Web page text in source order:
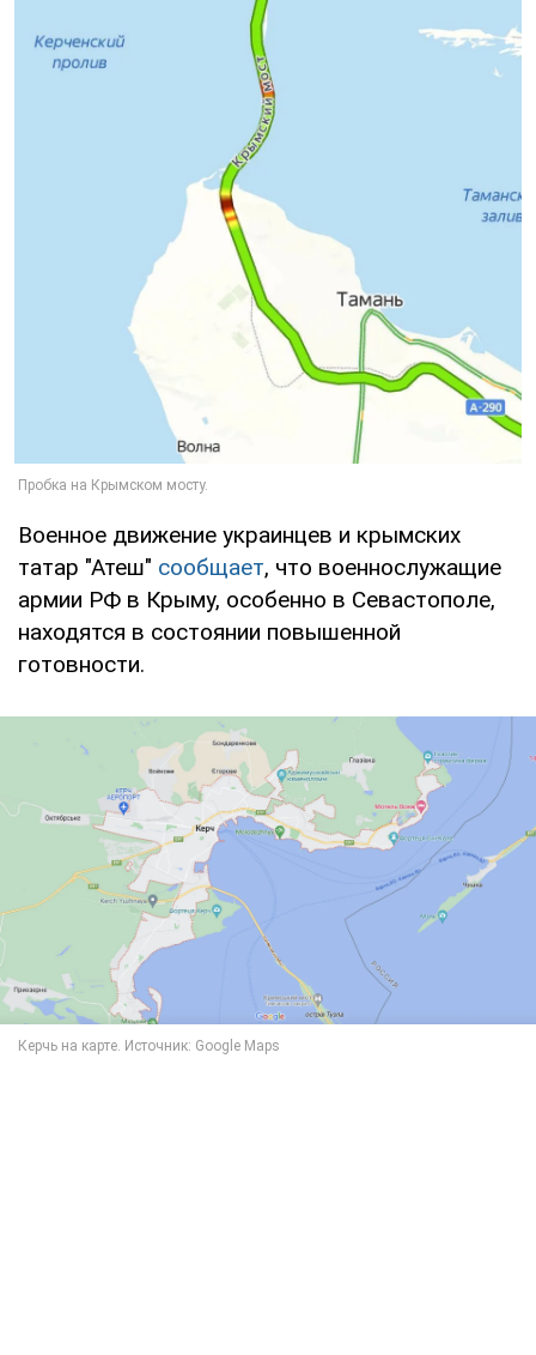
Военное движение украинцев и крымских
татар "Атеш" сообщает, что военнослужащие
армии РФ в Крыму, особенно в Севастополе,
находятся в состоянии повышенной
готовности.